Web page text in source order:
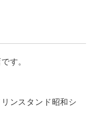
す。
ンスタンド昭和シ